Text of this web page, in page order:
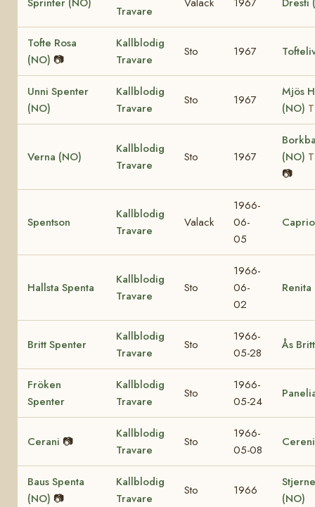
Travare
Tofte Rosa
(NO) 📷
Kallblodig
Travare
Sto 1967
Unni Spenter
(NO)
Kallblodig
Travare
Sto 1967
Mjös
(NO)
Verna (NO)
Kallblodig
Travare
Sto 1967
(NO)
📷
Spentson
Kallblodig
Travare
Valack
1966-
06-
05
Hallsta Spenta
Kallblodig
Travare
Sto
1966-
06-
02
Renita
Britt Spenter
Kallblodig
Travare
Sto
1966-
05-28
Ås Britt
Fröken
Spenter
Kallblodig
Travare
Sto
1966-
05-24
Cerani 📷
Kallblodig
Travare
Sto
1966-
05-08
Baus Spenta
(NO) 📷
Kallblodig
Travare
Sto 1966
(NO)